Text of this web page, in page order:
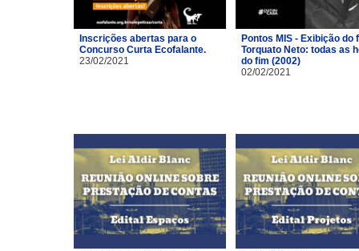
Inscrições abertas para o
Concurso Curta Ecofalante.
23/02/2021
Pontos MIS - Exibição do
Torquato Neto: todas as
do fim (2002)
02/02/2021